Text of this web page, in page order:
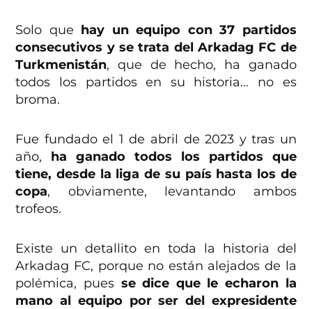
Solo que hay un equipo con 37 partidos
consecutivos y se trata del Arkadag FC de
Turkmenistán, que de hecho, ha ganado
todos los partidos en su historia… no es
broma.
Fue fundado el 1 de abril de 2023 y tras un
año, ha ganado todos los partidos que
tiene, desde la liga de su país hasta los de
copa, obviamente, levantando ambos
trofeos.
Existe un detallito en toda la historia del
Arkadag FC, porque no están alejados de la
polémica, pues se dice que le echaron la
mano al equipo por ser del expresidente